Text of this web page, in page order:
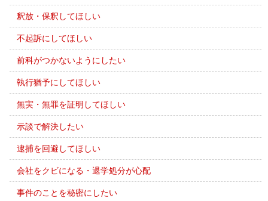
釈放・保釈してほしい
不起訴にしてほしい
前科がつかないようにしたい
執行猶予にしてほしい
無実・無罪を証明してほしい
示談で解決したい
逮捕を回避してほしい
会社をクビになる・退学処分が心配
事件のことを秘密にしたい